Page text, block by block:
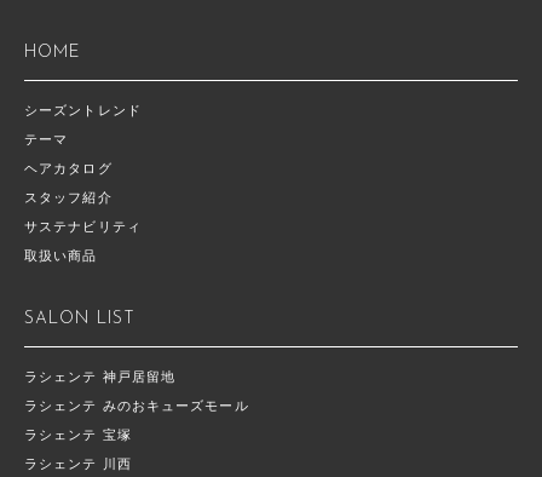
HOME
シーズントレンド
テーマ
ヘアカタログ
スタッフ紹介
サステナビリティ
取扱い商品
SALON LIST
ラシェンテ 神戸居留地
ラシェンテ みのおキューズモール
ラシェンテ 宝塚
ラシェンテ 川西